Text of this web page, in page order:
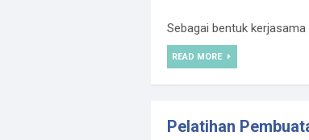
Sebagai bentuk
READ MORE
Pelatihan